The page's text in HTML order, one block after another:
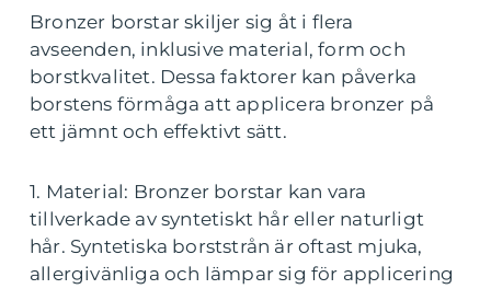
Bronzer borstar skiljer sig åt i flera
avseenden, inklusive material, form och
borstkvalitet. Dessa faktorer kan påverka
borstens förmåga att applicera bronzer på
ett jämnt och effektivt sätt.
1. Material: Bronzer borstar kan vara
tillverkade av syntetiskt hår eller naturligt
hår. Syntetiska borststrån är oftast mjuka,
allergivänliga och lämpar sig för applicering